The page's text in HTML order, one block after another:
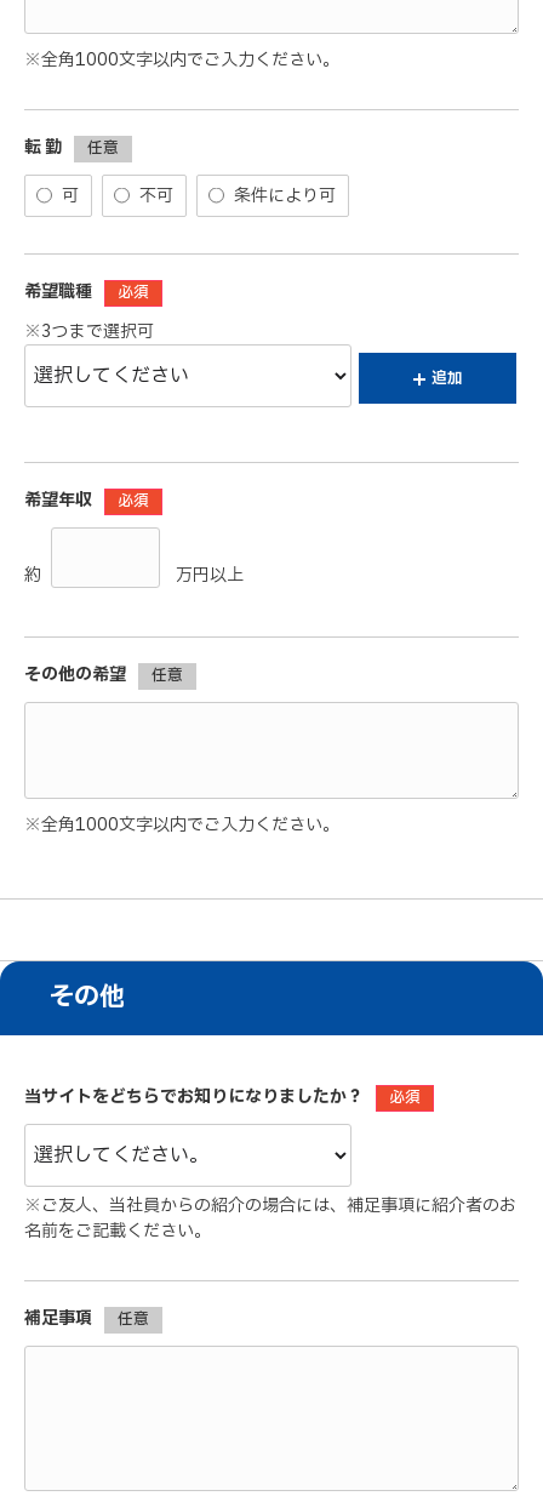
※全角1000文字以内でご入力ください。
転 勤 任意
可 不可 条件により可
希望職種 必須
※3つまで選択可
追加
希望年収 必須
約 万円以上
その他の希望 任意
※全角1000文字以内でご入力ください。
その他
当サイトをどちらでお知りになりましたか？ 必須
※ご友人、当社員からの紹介の場合には、補足事項に紹介者のお
名前をご記載ください。
補足事項 任意